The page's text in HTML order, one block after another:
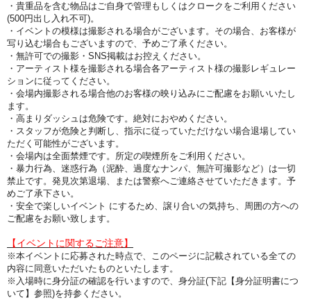
・貴重品を含む物品はご自身で管理もしくはクロークをご利用ください
(500円出し入れ不可)。
・イベントの模様は撮影される場合がございます。その場合、お客様が
写り込む場合もございますので、予めご了承ください。
・無許可での撮影・SNS掲載はお控えください。
・アーティスト様を撮影される場合各アーティスト様の撮影レギュレー
ションに従ってください。
・会場内撮影される場合他のお客様の映り込みにご配慮をお願いいたし
ます。
・高まりダッシュは危険です。絶対におやめください。
・スタッフが危険と判断し、指示に従っていただけない場合退場してい
ただく可能性がございます。
・会場内は全面禁煙です。所定の喫煙所をご利用ください。
・暴力行為、迷惑行為（泥酔、過度なナンパ、無許可撮影など）は一切
禁止です。発見次第退場、または警察へご連絡させていただきます。予
めご了承下さい。
・安全で楽しいイベント にするため、譲り合いの気持ち、周囲の方への
ご配慮をお願い致します。
【イベントに関するご注意】
※本イベントに応募された時点で、このページに記載されている全ての
内容に同意いただいたものといたします。
※入場時に身分証の確認を行いますので、身分証(下記【身分証明書につ
いて】参照)を持参ください。